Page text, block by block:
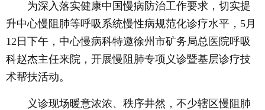
为深入落实健康中国慢病防治工作要求，切实提
升中心慢阻肺等呼吸系统慢性病规范化诊疗水平，5月
12日下午，中心慢病科特邀徐州市矿务局总医院呼吸
科赵杰主任来院，开展慢阻肺专项义诊暨基层诊疗技
术帮扶活动。
义诊现场暖意浓浓、秩序井然，不少辖区慢阻肺